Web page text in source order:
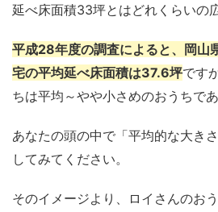
延べ床面積33坪とはどれくらいの
平成28年度の調査によると、岡山
宅の平均延べ床面積は37.6坪です
ちは平均～やや小さめのおうちで
あなたの頭の中で「平均的な大き
してみてください。
そのイメージより、ロイさんのお